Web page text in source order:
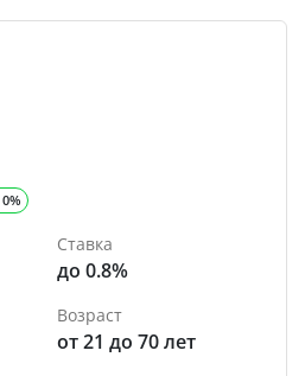
Ставка
до 0.8%
Возраст
от 21 до 70 лет